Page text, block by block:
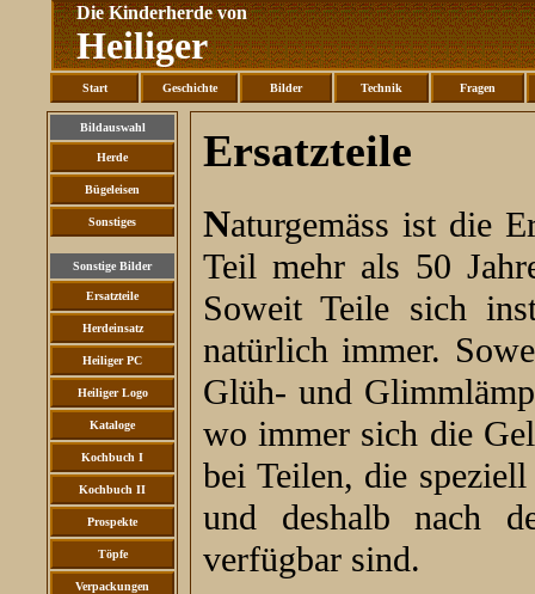
Die Kinderherde von
Heiliger
Start Geschichte Bilder Technik Fragen
Bildauswahl
Herde
Bügeleisen
Sonstiges
Sonstige Bilder
Ersatzteile
Herdeinsatz
Heiliger PC
Heiliger Logo
Kataloge
Kochbuch I
Kochbuch II
Prospekte
Töpfe
Verpackungen
Ersatzteile
Naturgemäss ist die Ersatzteilversorgung bei Geräten die zum
Teil mehr als 50
Soweit Teile sich
natürlich immer.
Glüh- und
wo immer sich die
bei Teilen, die
und deshalb nach
verfügbar sind.